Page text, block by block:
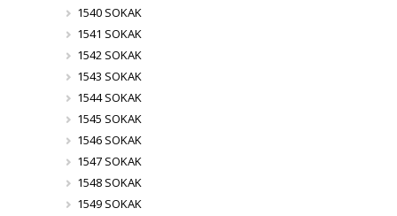
1540 SOKAK
1541 SOKAK
1542 SOKAK
1543 SOKAK
1544 SOKAK
1545 SOKAK
1546 SOKAK
1547 SOKAK
1548 SOKAK
1549 SOKAK